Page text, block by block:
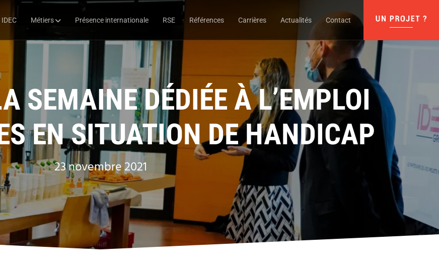
IDEC Métiers Présence internationale RSE Références Carrières Actualités Contact
SEMAINE DÉDIÉE À L’EMPLOI
EN SITUATION DE HANDICAP
23 novembre 2021